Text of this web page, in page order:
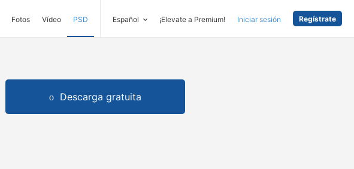
Fotos Vídeo PSD Español ¡Elevate a Premium! Iniciar sesión Regístrate
Descarga gratuita